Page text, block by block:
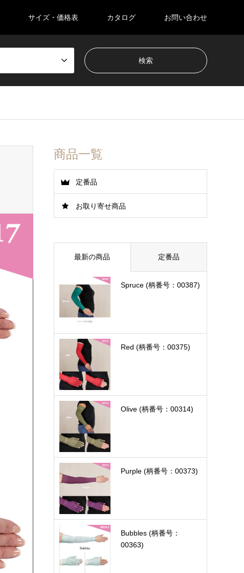
サイズ・価格表 カタログ お問い合わせ
商品一覧
定番品
お取り寄せ商品
最新の商品 定番品
Spruce (柄番号：00387)
Red (柄番号：00375)
Olive (柄番号：00314)
Purple (柄番号：00373)
Bubbles (柄番号：
00363)